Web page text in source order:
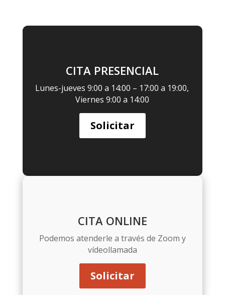
CITA PRESENCIAL
Lunes-jueves 9:00 a 14:00 – 17:00 a 19:00,
Viernes 9:00 a 14:00
Solicitar
CITA ONLINE
Podemos atenderle a través de Zoom y
vídeollamada
Solicitar